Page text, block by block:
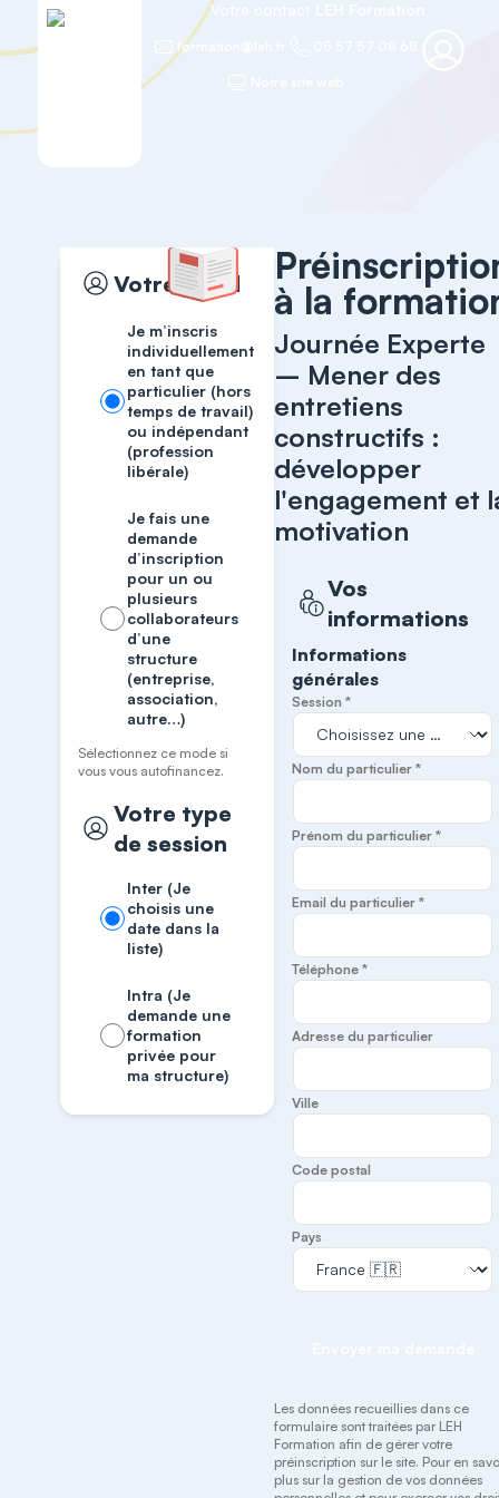
Votre contact
formation@leh.fr
Votre profil
Je m’inscris
individuellement
en tant que
particulier (hors
temps de travail)
ou indépendant
(profession
libérale)
Je fais une
demande
d’inscription
pour un ou
plusieurs
collaborateurs
d’une
structure
(entreprise,
association,
autre…)
Sélectionnez ce mode si
vous vous autofinancez.
Votre type
de session
Inter (Je
choisis une
date dans la
liste)
Intra (Je
demande une
formation
privée pour
ma structure)
à la
Journée Experte
– Mener des
entretiens
constructifs :
développer
l'engagement et
motivation
Vos
informations
Informations
générales
Session *
Nom du particulier *
Prénom du particulier *
Email du particulier *
Téléphone *
Adresse du particulier
Ville
Code postal
Pays
Les données recueillies dans ce
formulaire sont traitées par LEH
Formation afin de gérer votre
préinscription sur le site. Pour en
plus sur la gestion de vos données